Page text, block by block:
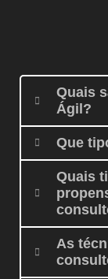
Quais
Ágil?
Que
Quais
As